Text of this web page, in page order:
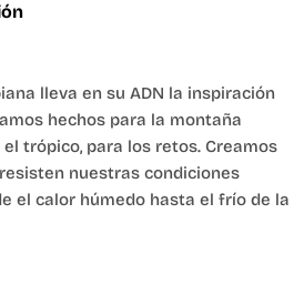
lleva en su ADN la inspiración
hechos para la montaña
trópico, para los retos. Creamos
nuestras condiciones
el calor húmedo hasta el frío de la